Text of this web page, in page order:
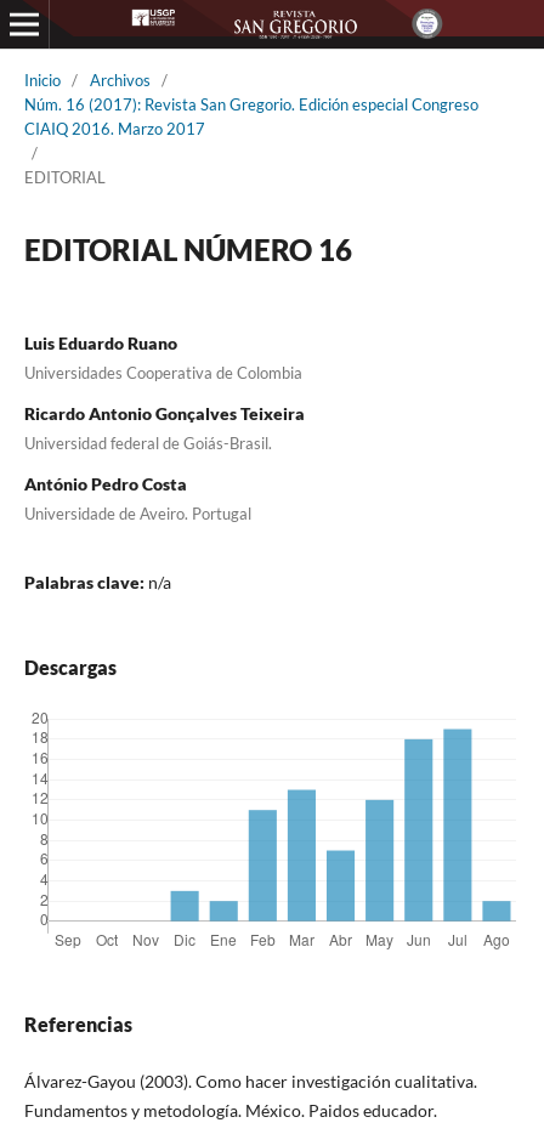
Inicio / Archivos
/
Núm. 16 (2017): Revista San Gregorio. Edición especial Congreso
CIAIQ 2016. Marzo 2017
/
EDITORIAL
EDITORIAL NÚMERO 16
Luis Eduardo Ruano
Universidades Cooperativa de Colombia
Ricardo Antonio Gonçalves Teixeira
Universidad federal de Goiás-Brasil.
António Pedro Costa
Universidade de Aveiro. Portugal
Palabras clave: n/a
Descargas
Referencias
Álvarez-Gayou (2003). Como hacer investigación cualitativa.
Fundamentos y metodología. México. Paidos educador.